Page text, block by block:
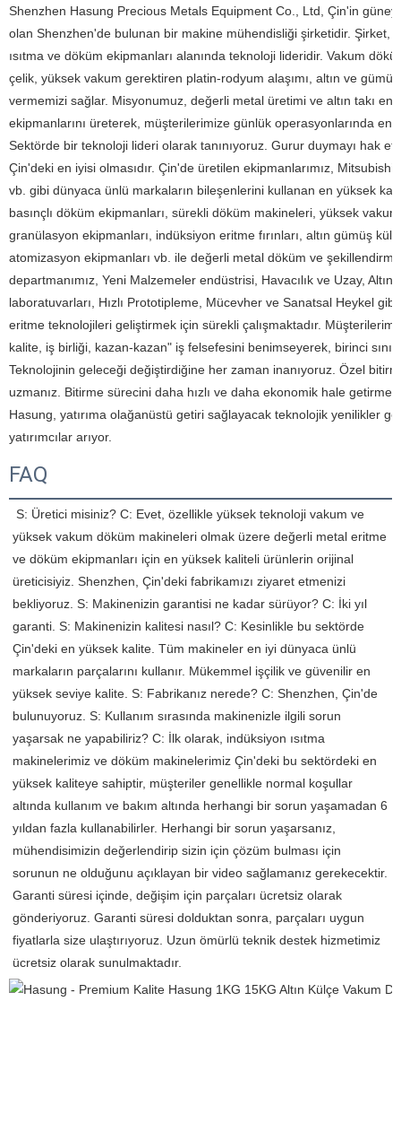
Shenzhen Hasung Precious Metals Equipment Co., Ltd, Çin'in
olan Shenzhen'de bulunan bir makine mühendisliği şirketidir. Şirket,
ısıtma ve döküm ekipmanları alanında teknoloji lideridir. Vakum
çelik, yüksek vakum gerektiren platin-rodyum alaşımı, altın ve
vermemizi sağlar. Misyonumuz, değerli metal üretimi ve altın takı
ekipmanlarını üreterek, müşterilerimize günlük operasyonlarında en
Sektörde bir teknoloji lideri olarak tanınıyoruz. Gurur duymayı hak
Çin'deki en iyisi olmasıdır. Çin'de üretilen ekipmanlarımız,
vb. gibi dünyaca ünlü markaların bileşenlerini kullanan en yüksek
basınçlı döküm ekipmanları, sürekli döküm makineleri, yüksek
granülasyon ekipmanları, indüksiyon eritme fırınları, altın gümüş
atomizasyon ekipmanları vb. ile değerli metal döküm ve
departmanımız, Yeni Malzemeler endüstrisi, Havacılık ve Uzay,
laboratuvarları, Hızlı Prototipleme, Mücevher ve Sanatsal Heykel
eritme teknolojileri geliştirmek için sürekli çalışmaktadır.
kalite, iş birliği, kazan-kazan" iş felsefesini benimseyerek, birinci
Teknolojinin geleceği değiştirdiğine her zaman inanıyoruz. Özel
uzmanız. Bitirme sürecini daha hızlı ve daha ekonomik hale
Hasung, yatırıma olağanüstü getiri sağlayacak teknolojik yenilikler
yatırımcılar arıyor.
FAQ
yüksek vakum döküm makineleri olmak üzere değerli metal eritme
ve döküm ekipmanları için en yüksek kaliteli ürünlerin orijinal
üreticisiyiz. Shenzhen, Çin'deki fabrikamızı ziyaret etmenizi
bekliyoruz. S: Makinenizin garantisi ne kadar sürüyor? C: İki yıl
garanti. S: Makinenizin kalitesi nasıl? C: Kesinlikle bu sektörde
Çin'deki en yüksek kalite. Tüm makineler en iyi dünyaca ünlü
markaların parçalarını kullanır. Mükemmel işçilik ve güvenilir en
yüksek seviye kalite. S: Fabrikanız nerede? C: Shenzhen, Çin'de
bulunuyoruz. S: Kullanım sırasında makinenizle ilgili sorun
yaşarsak ne yapabiliriz? C: İlk olarak, indüksiyon ısıtma
makinelerimiz ve döküm makinelerimiz Çin'deki bu sektördeki en
yüksek kaliteye sahiptir, müşteriler genellikle normal koşullar
altında kullanım ve bakım altında herhangi bir sorun yaşamadan 6
yıldan fazla kullanabilirler. Herhangi bir sorun yaşarsanız,
mühendisimizin değerlendirip sizin için çözüm bulması için
sorunun ne olduğunu açıklayan bir video sağlamanız gerekecektir.
Garanti süresi içinde, değişim için parçaları ücretsiz olarak
gönderiyoruz. Garanti süresi dolduktan sonra, parçaları uygun
fiyatlarla size ulaştırıyoruz. Uzun ömürlü teknik destek hizmetimiz
ücretsiz olarak sunulmaktadır.